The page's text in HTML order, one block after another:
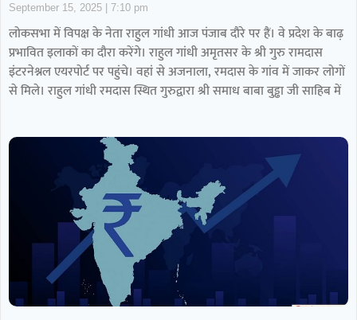
September 15, 2025 7:10 pm
लोकसभा में विपक्ष के नेता राहुल गांधी आज पंजाब दाैरे पर हैं। वे प्रदेश के बाढ़
प्रभावित इलाकों का दौरा करेंगे। राहुल गांधी अमृतसर के श्री गुरु रामदास
इंटरनेश्नल एयरपोर्ट पर पहुंचे। वहां से अजनाला, रमदास के गांव में जाकर लोगों
से मिले। राहुल गांधी रमदास स्थित गुरुद्वारा श्री समाध बाबा बुड्ढा जी साहिब में